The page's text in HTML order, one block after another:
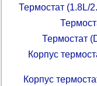
Термостат (1.8L/
Термостат
Корпус
Корпус